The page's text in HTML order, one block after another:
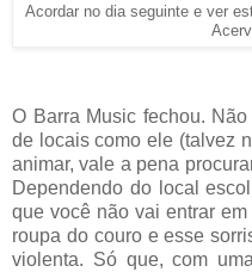
Acordar no dia seguinte e ver
O Barra Music fechou.
de locais como ele (talvez
animar, vale a pena
Dependendo do local
que você não vai entrar
roupa do couro e esse
violenta. Só que, com